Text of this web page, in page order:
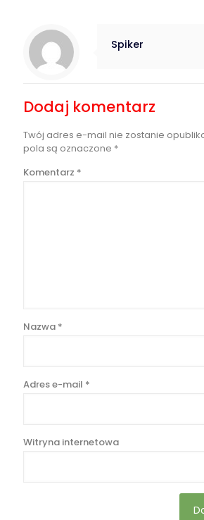
Spiker
Dodaj komentarz
Twój adres e-mail nie zostanie
pola są oznaczone *
Komentarz *
Nazwa *
Adres e-mail *
Witryna internetowa